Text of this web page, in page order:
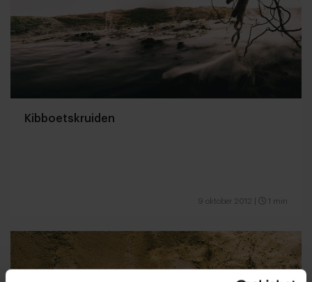
Kibboetskruiden
9 oktober 2012 1 min